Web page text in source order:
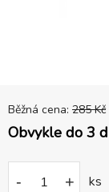
Běžná cena: 285 Kč
Obvykle do 3
- + ks